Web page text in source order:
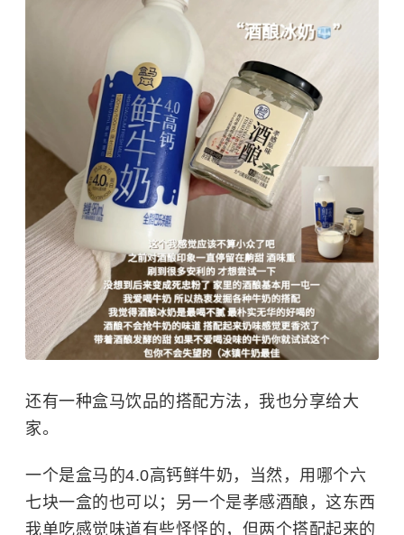
还有一种盒马饮品的搭配方法，我也分享给大
家。
一个是盒马的4.0高钙鲜牛奶，当然，用哪个六
七块一盒的也可以；另一个是孝感酒酿，这东西
我单吃感觉味道有些怪怪的，但两个搭配起来的